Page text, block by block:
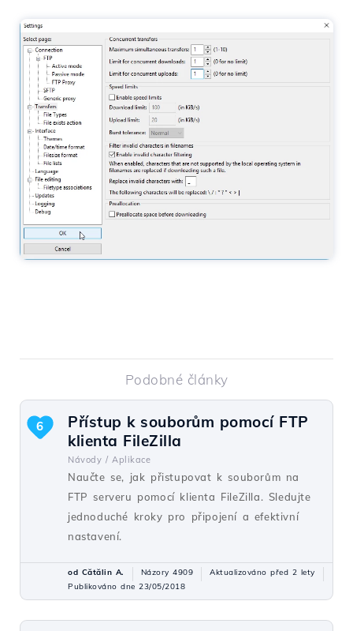
Podobné články
Přístup k souborům pomocí FTP
klienta FileZilla
Návody / Aplikace
Naučte se, jak přistupovat k souborům na
FTP serveru pomocí klienta FileZilla. Sledujte
jednoduché kroky pro připojení a efektivní
nastavení.
6
od Cătălin A. Názory 4909
Aktualizováno před 2 lety
Publikováno dne 23/05/2018